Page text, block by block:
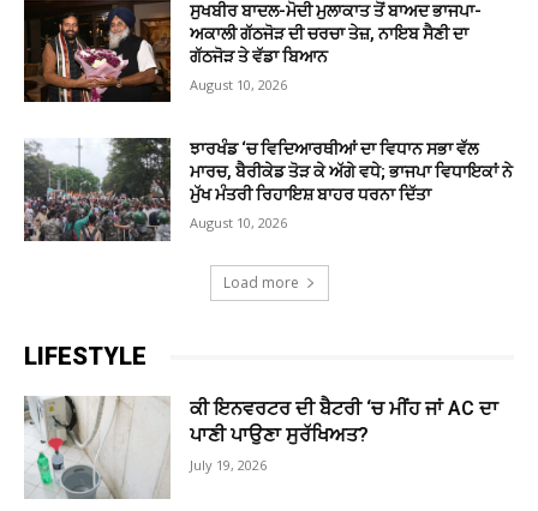
ਸੁਖਬੀਰ ਬਾਦਲ-ਮੋਦੀ ਮੁਲਾਕਾਤ ਤੋਂ ਬਾਅਦ ਭਾਜਪਾ-
ਅਕਾਲੀ ਗੱਠਜੋੜ ਦੀ ਚਰਚਾ ਤੇਜ਼, ਨਾਇਬ ਸੈਣੀ ਦਾ
ਗੱਠਜੋੜ ਤੇ ਵੱਡਾ ਬਿਆਨ
August 10, 2026
ਝਾਰਖੰਡ ‘ਚ ਵਿਦਿਆਰਥੀਆਂ ਦਾ ਵਿਧਾਨ ਸਭਾ ਵੱਲ
ਮਾਰਚ, ਬੈਰੀਕੇਡ ਤੋੜ ਕੇ ਅੱਗੇ ਵਧੇ; ਭਾਜਪਾ ਵਿਧਾਇਕਾਂ ਨੇ
ਮੁੱਖ ਮੰਤਰੀ ਰਿਹਾਇਸ਼ ਬਾਹਰ ਧਰਨਾ ਦਿੱਤਾ
August 10, 2026
Load more
LIFESTYLE
ਕੀ ਇਨਵਰਟਰ ਦੀ ਬੈਟਰੀ ‘ਚ ਮੀਂਹ ਜਾਂ AC ਦਾ
ਪਾਣੀ ਪਾਉਣਾ ਸੁਰੱਖਿਅਤ?
July 19, 2026